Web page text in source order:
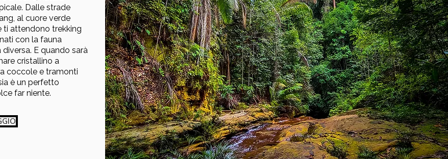
Dalle strade
al cuore verde
ti attendono trekking
con la fauna
E quando sarà
cristallino a
coccole e tramonti
è un perfetto
far niente.